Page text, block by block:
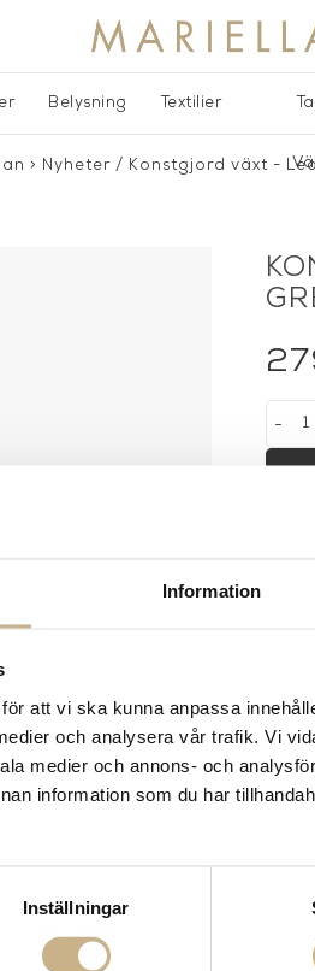
Information
att vi ska kunna anpassa
och analysera vår trafik. Vi
medier och annons- och
information som du har
Inställningar
Belysning Textilier
> Nyheter/ Konstgjord växt -
-